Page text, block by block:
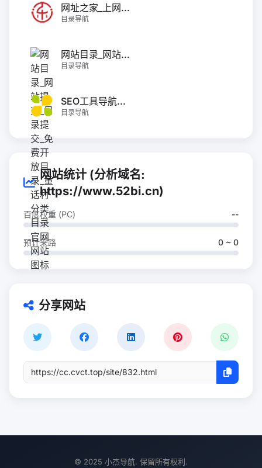
网址之家_上网...
目录导航
网站目录_网站...
目录导航
SEO工具导航...
目录导航
网站统计 (分析域名:
https://www.52bi.cn)
百度权重 (PC) --
预计来路 0 ~ 0
分享网站
© 2025 小杰导航. 保留所有权利.